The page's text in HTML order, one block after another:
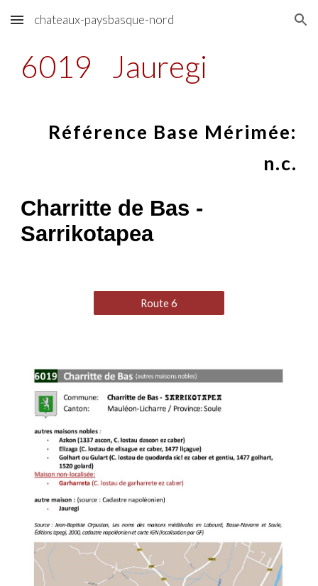
Skip to main content Skip to navigation
chateaux-paysbasque-nord
6019 Jauregi
Référence Base Mérimée:
n.c.
Charritte de Bas -
Sarrikotapea
Route 6